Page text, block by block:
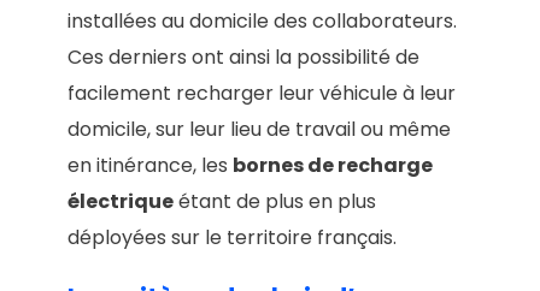
installées au domicile des collaborateurs.
Ces derniers ont ainsi la possibilité de
facilement recharger leur véhicule à leur
domicile, sur leur lieu de travail ou même
en itinérance, les bornes de recharge
électriqueétant de plus en plus
déployées sur le territoire français.